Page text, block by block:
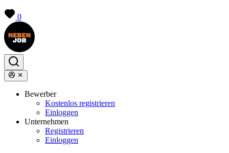
0
Bewerber
Kostenlos registrieren
Einloggen
Unternehmen
Registrieren
Einloggen